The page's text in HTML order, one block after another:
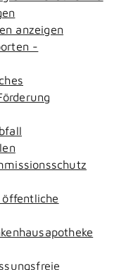
anzeigen
-